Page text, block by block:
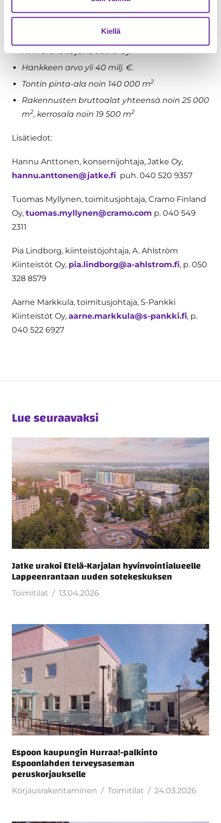
Kiellä
hallinnoima vaihtoehtorahasto Terrieri
Kiinteistöt Ky ja A. Ahlström Kiinteistöt Oy.
KVR-urakoitsijana Jatke Oy.
Hankkeen arvo yli 40 milj. €.
Tontin pinta-ala noin 140 000 m2
Rakennusten bruttoalat yhteensä noin 25 000
m2, kerrosala noin 19 500 m2
Lisätiedot:
Hannu Anttonen, konsernijohtaja, Jatke Oy,
hannu.anttonen@jatke.fi puh. 040 520 9357
Tuomas Myllynen, toimitusjohtaja, Cramo Finland
Oy, tuomas.myllynen@cramo.com p. 040 549
2311
Pia Lindborg, kiinteistöjohtaja, A. Ahlström
Kiinteistöt Oy, pia.lindborg@a-ahlstrom.fi, p. 050
328 8579
Aarne Markkula, toimitusjohtaja, S-Pankki
Kiinteistöt Oy, aarne.markkula@s-pankki.fi, p.
040 522 6927
Lue seuraavaksi
Jatke urakoi Etelä-Karjalan hyvinvointialueelle
Lappeenrantaan uuden sotekeskuksen
Toimitilat 13.04.2026
Espoon kaupungin Hurraa!-palkinto
Espoonlahden terveysaseman
peruskorjaukselle
Korjausrakentaminen Toimitilat 24.03.2026